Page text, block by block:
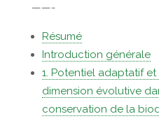
——-
Résumé
Introduction générale
1. Potentiel adaptatif
dimension évolutive
conservation de la